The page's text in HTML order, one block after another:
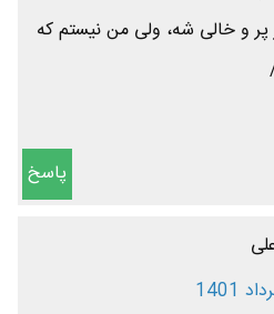
پر و خالی شه، ولی من نیستم که
پاسخ